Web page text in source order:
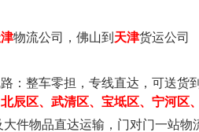
物流公司，佛山到 天津货运公司
： 整车零担，专线直达 ，可送货
辰区、武清区、宝坻区、宁河区
件物品直达运输 ， 门对门一站物